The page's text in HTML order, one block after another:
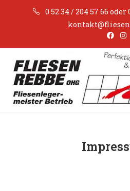
0 52 34 / 204 57 66 oder